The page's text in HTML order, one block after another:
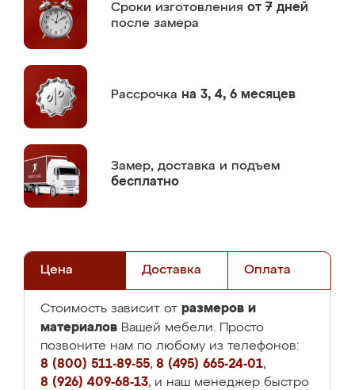
Сроки изготовления от 7 дней
после замера
Рассрочка на 3, 4, 6 месяцев
Замер, доставка и подъем
бесплатно
Цена Доставка Оплата
Стоимость зависит от размеров и
материалов Вашей мебели. Просто
позвоните нам по любому из телефонов:
8 (800) 511-89-55, 8 (495) 665-24-01,
8 (926) 409-68-13, и наш менеджер быстро